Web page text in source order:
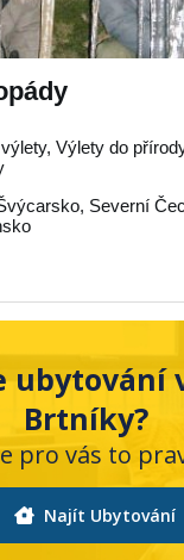
Výlety do
, Severní
ubytování
Brtníky?
pro vás to
Najít Ubytování